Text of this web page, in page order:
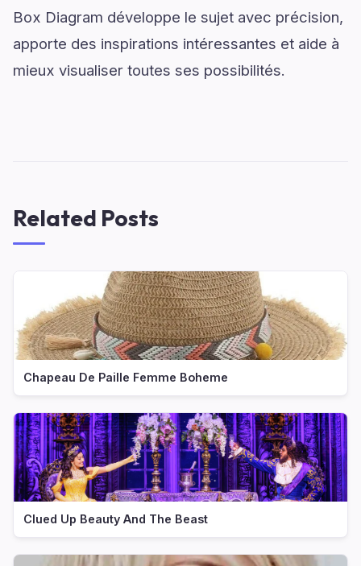
Box Diagram développe le sujet avec précision,
apporte des inspirations intéressantes et aide à
mieux visualiser toutes ses possibilités.
Related Posts
Chapeau De Paille Femme Boheme
Clued Up Beauty And The Beast